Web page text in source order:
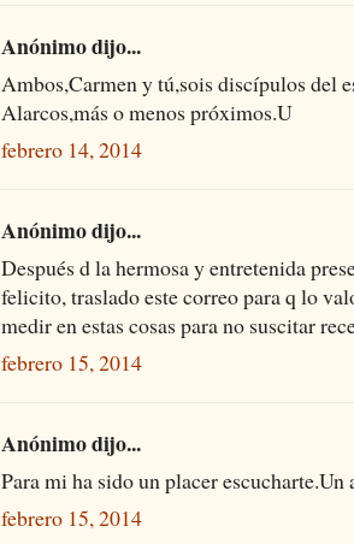
Anónimo dijo...
Ambos,Carmen y tú,sois discípulos del
Alarcos,más o menos próximos.U
febrero 14, 2014
Anónimo dijo...
Después d la hermosa y entretenida
felicito, traslado este correo para q lo
medir en estas cosas para no suscitar
febrero 15, 2014
Anónimo dijo...
Para mi ha sido un placer escucharte.Un
febrero 15, 2014